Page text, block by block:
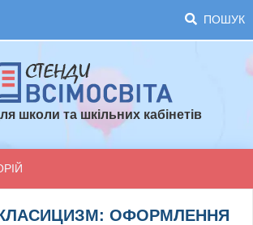
ПОШУК
ТА ВІДПОВІДІ
школи та шкільних кабінетів
НУШ
ОФОРМЛЕННЯ